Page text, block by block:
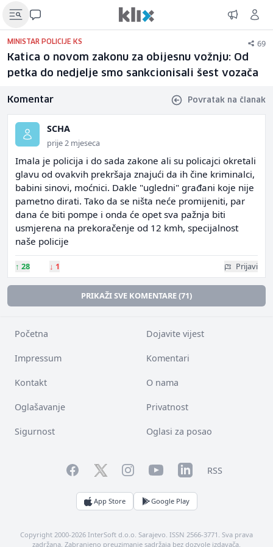
MINISTAR POLICIJE KS 69
Katica o novom zakonu za obijesnu vožnju: Od
petka do nedjelje smo sankcionisali šest vozača
Komentar Povratak na članak
SCHA
prije 2 mjeseca
Imala je policija i do sada zakone ali su policajci okretali
glavu od ovakvih prekršaja znajući da ih čine kriminalci,
babini sinovi, moćnici. Dakle "ugledni" građani koje nije
pametno dirati. Tako da se ništa neće promijeniti, par
dana će biti pompe i onda će opet sva pažnja biti
usmjerena na prekoračenje od 12 kmh, specijalnost
naše policije
↑ 28 ↓ 1 Prijavi
PRIKAŽI SVE KOMENTARE (71)
Početna Dojavite vijest
Impressum Komentari
Kontakt O nama
Oglašavanje Privatnost
Sigurnost Oglasi za posao
FacebookTwitterInstagramYouTubeLinkedInRSS
App Store Google Play
Copyright 2000-2026 InterSoft d.o.o. Sarajevo. ISSN 2566-3771. Sva prava
zadržana. Zabranjeno preuzimanje sadržaja bez dozvole izdavača.